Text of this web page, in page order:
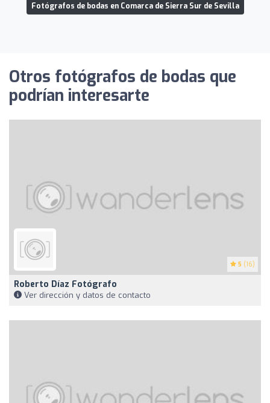
Fotógrafos de bodas en Comarca de Sierra Sur de Sevilla
Otros fotógrafos de bodas que
podrían interesarte
5 (16)
Roberto Díaz Fotógrafo
Ver dirección y datos de contacto